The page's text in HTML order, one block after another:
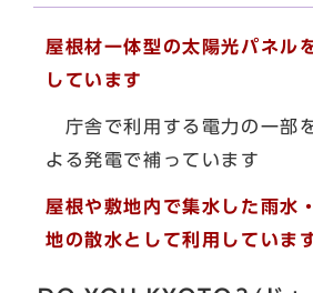
屋根材一体型の太陽光パネル
しています
庁舎で利用する電力の一部
よる発電で補っています
屋根や敷地内で集水した雨水
地の散水として利用していま